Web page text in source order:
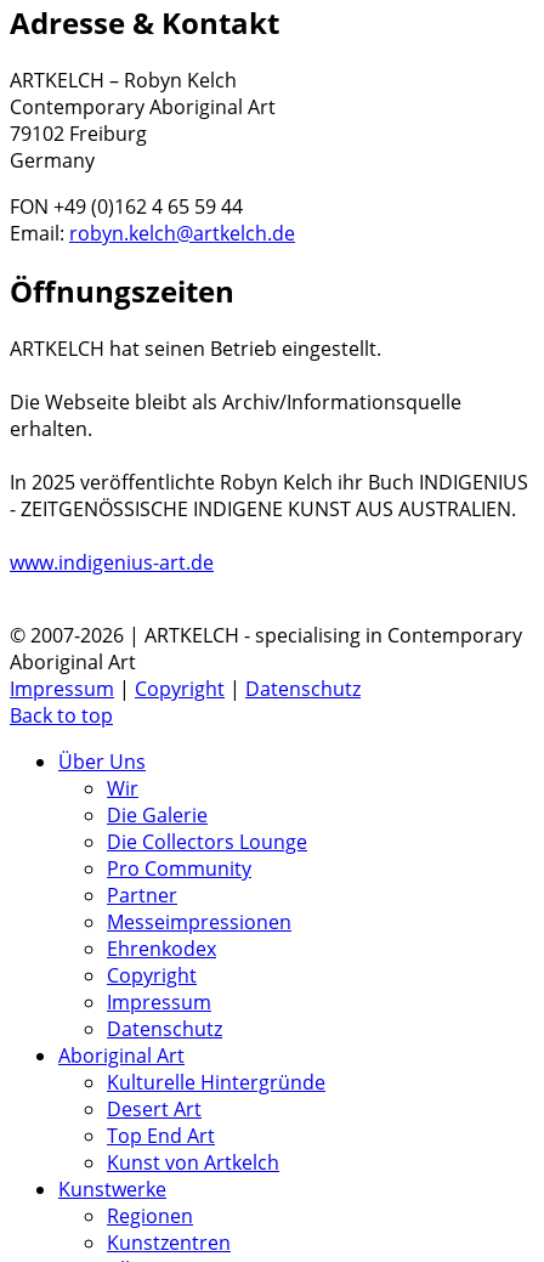
Adresse & Kontakt
ARTKELCH – Robyn Kelch
Contemporary Aboriginal Art
79102 Freiburg
Germany
FON +49 (0)162 4 65 59 44
Email: robyn.kelch@artkelch.de
Öffnungszeiten
ARTKELCH hat seinen Betrieb eingestellt.
Die Webseite bleibt als Archiv/Informationsquelle
erhalten.
In 2025 veröffentlichte Robyn Kelch ihr Buch INDIGENIUS
- ZEITGENÖSSISCHE INDIGENE KUNST AUS AUSTRALIEN.
www.indigenius-art.de
© 2007-2026 | ARTKELCH - specialising in Contemporary
Aboriginal Art
Impressum | Copyright | Datenschutz
Back to top
Über Uns
Wir
Die Galerie
Die Collectors Lounge
Pro Community
Partner
Messeimpressionen
Ehrenkodex
Copyright
Impressum
Datenschutz
Aboriginal Art
Kulturelle Hintergründe
Desert Art
Top End Art
Kunst von Artkelch
Kunstwerke
Regionen
Kunstzentren